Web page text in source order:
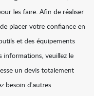
les faire. Afin de réaliser
placer votre confiance en
et des équipements
informations, veuillez le
un devis totalement
besoin d'autres